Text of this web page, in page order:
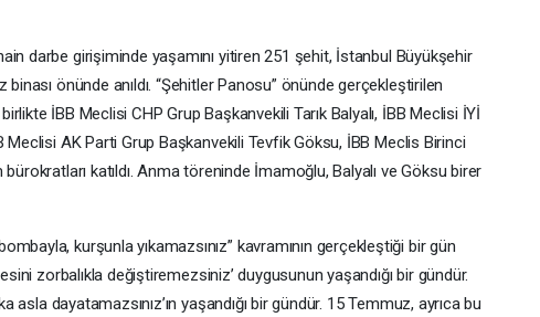
darbe girişiminde yaşamını yitiren 251 şehit, İstanbul Büyükşehir
binası önünde anıldı. “Şehitler Panosu” önünde gerçekleştirilen
İBB Meclisi CHP Grup Başkanvekili Tarık Balyalı, İBB Meclisi İYİ
Meclisi AK Parti Grup Başkanvekili Tevfik Göksu, İBB Meclis Birinci
katıldı. Anma töreninde İmamoğlu, Balyalı ve Göksu birer
kurşunla yıkamazsınız” kavramının gerçekleştiği bir gün
zorbalıkla değiştiremezsiniz’ duygusunun yaşandığı bir gündür.
dayatamazsınız’ın yaşandığı bir gündür. 15 Temmuz, ayrıca bu